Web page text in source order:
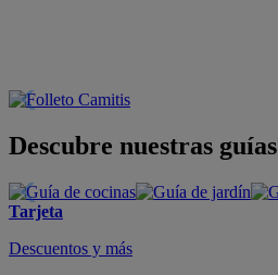
Descubre nuestras guías
Tarjeta
Descuentos y más